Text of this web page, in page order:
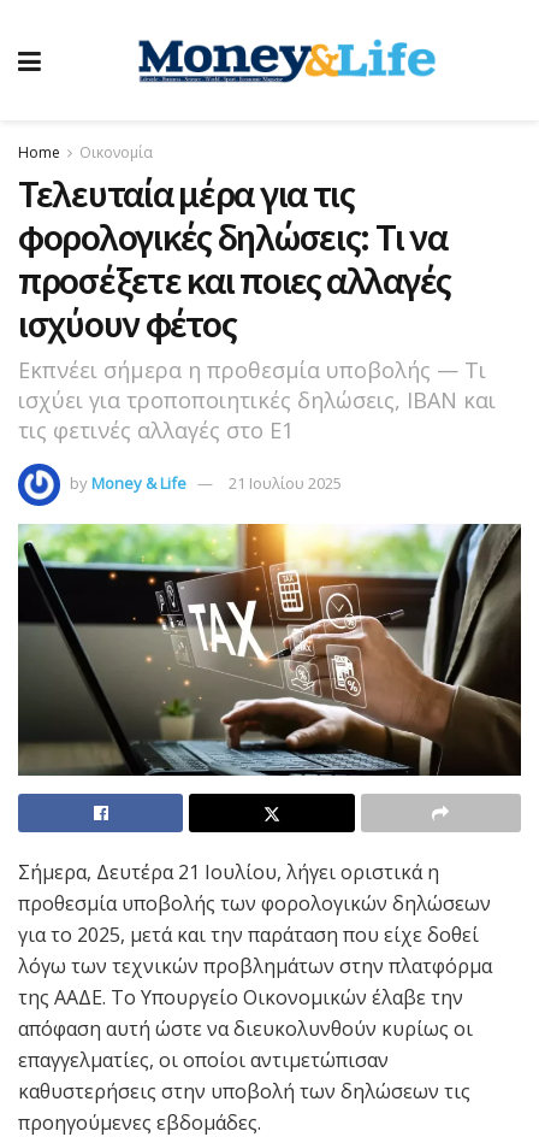
Home Οικονομία
Τελευταία μέρα για τις
φορολογικές δηλώσεις: Τι να
προσέξετε και ποιες αλλαγές
ισχύουν φέτος
Εκπνέει σήμερα η προθεσμία υποβολής — Τι
ισχύει για τροποποιητικές δηλώσεις, IBAN και
τις φετινές αλλαγές στο Ε1
byMoney & Life 21 Ιουλίου 2025
Σήμερα, Δευτέρα 21 Ιουλίου, λήγει οριστικά η
προθεσμία υποβολής των φορολογικών δηλώσεων
για το 2025, μετά και την παράταση που είχε δοθεί
λόγω των τεχνικών προβλημάτων στην πλατφόρμα
της ΑΑΔΕ. Το Υπουργείο Οικονομικών έλαβε την
απόφαση αυτή ώστε να διευκολυνθούν κυρίως οι
επαγγελματίες, οι οποίοι αντιμετώπισαν
καθυστερήσεις στην υποβολή των δηλώσεων τις
προηγούμενες εβδομάδες.